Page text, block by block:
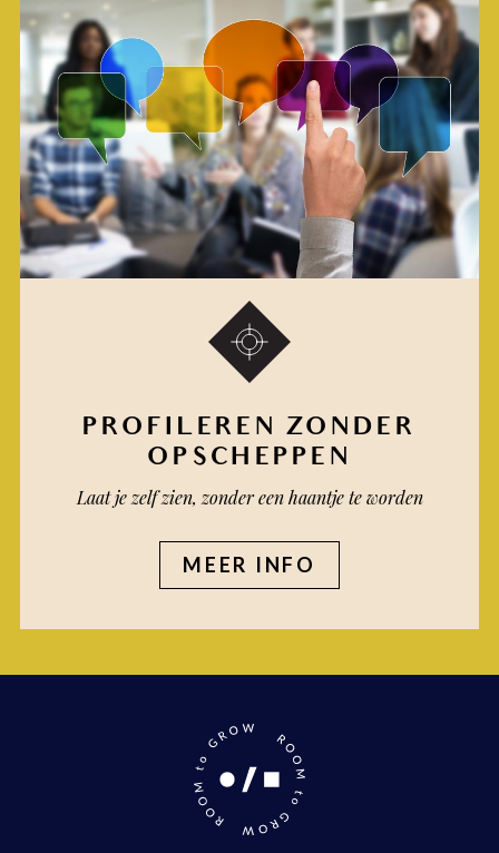
PROFILEREN ZONDER
OPSCHEPPEN
Laat je zelf zien, zonder een haantje te worden
MEER INFO